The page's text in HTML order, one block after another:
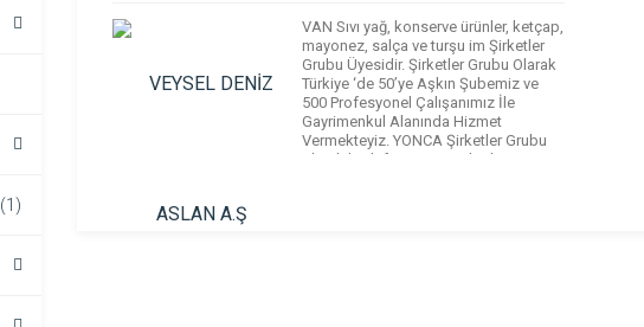
(1)
VAN Sıvı yağ, konserve ürünler, ketçap,
mayonez, salça ve turşu im Şirketler
Grubu Üyesidir. Şirketler Grubu Olarak
Türkiye ‘de 50’ye Aşkın Şubemiz ve
500 Profesyonel Çalışanımız İle
Gayrimenkul Alanında Hizmet
Vermekteyiz. YONCA Şirketler Grubu
olarak hedefimiz 2015 Yılında VAN